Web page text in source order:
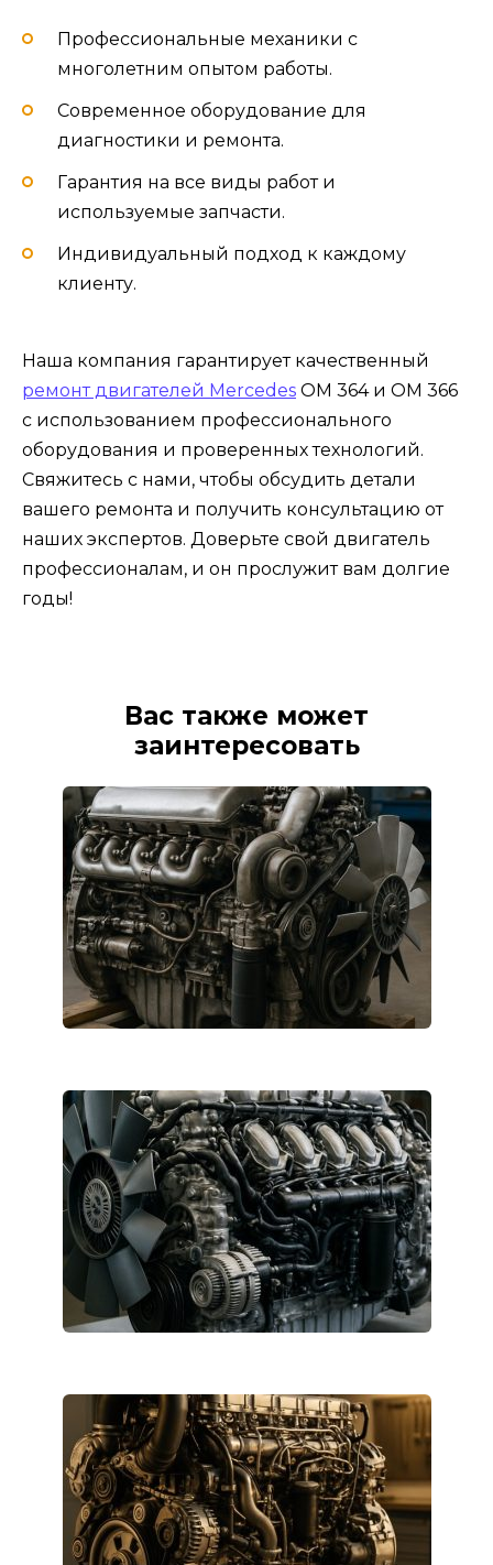
Профессиональные механики с
многолетним опытом работы.
Современное оборудование для
диагностики и ремонта.
Гарантия на все виды работ и
используемые запчасти.
Индивидуальный подход к каждому
клиенту.
Наша компания гарантирует качественный
ремонт двигателей Mercedes OM 364 и OM 366
с использованием профессионального
оборудования и проверенных технологий.
Свяжитесь с нами, чтобы обсудить детали
вашего ремонта и получить консультацию от
наших экспертов. Доверьте свой двигатель
профессионалам, и он прослужит вам долгие
годы!
Вас также может
заинтересовать